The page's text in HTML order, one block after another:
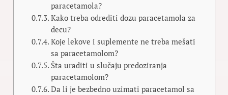
paracetamola?
Kako treba odrediti dozu paracetamola za
decu?
Koje lekove i suplemente ne treba mešati
sa paracetamolom?
Šta uraditi u slučaju predoziranja
paracetamolom?
Da li je bezbedno uzimati paracetamol sa